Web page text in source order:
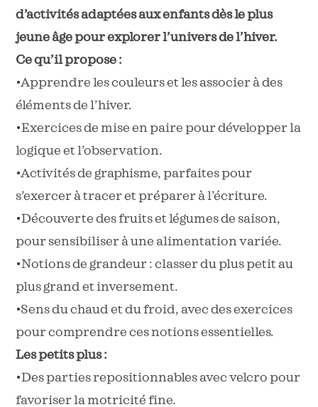
d’activités adaptées aux enfants dès le plus
jeune âge pour explorer l’univers de l’hiver.
Ce qu’il propose :
•Apprendre les couleurs et les associer à des
éléments de l’hiver.
•Exercices de mise en paire pour développer la
logique et l’observation.
•Activités de graphisme, parfaites pour
s’exercer à tracer et préparer à l’écriture.
•Découverte des fruits et légumes de saison,
pour sensibiliser à une alimentation variée.
•Notions de grandeur : classer du plus petit au
plus grand et inversement.
•Sens du chaud et du froid, avec des exercices
pour comprendre ces notions essentielles.
Les petits plus :
•Des parties repositionnables avec velcro pour
favoriser la motricité fine.